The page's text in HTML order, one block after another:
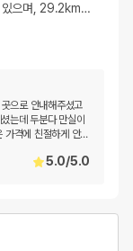
있으며, 29.2km…
으로 안내해주셨고
는데 두분다 만실이
가격에 친절하게 안…
5.0/5.0